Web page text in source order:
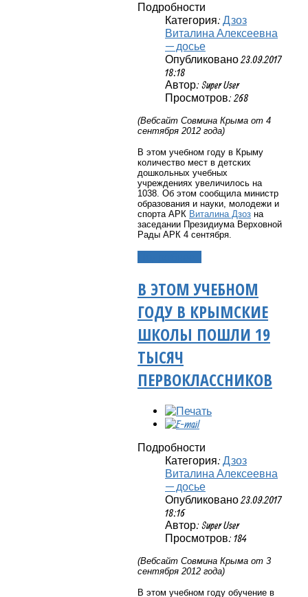
Подробности
Категория: Дзоз
Виталина Алексеевна
— досье
Опубликовано 23.09.2017
18:18
Автор: Super User
Просмотров: 268
(Вебсайт Совмина Крыма от 4
сентября 2012 года)
В этом учебном году в Крыму
количество мест в детских
дошкольных учебных
учреждениях увеличилось на
1038. Об этом сообщила министр
образования и науки, молодежи и
спорта АРК Виталина Дзоз на
заседании Президиума Верховной
Рады АРК 4 сентября.
В ЭТОМ УЧЕБНОМ
ГОДУ В КРЫМСКИЕ
ШКОЛЫ ПОШЛИ 19
ТЫСЯЧ
ПЕРВОКЛАССНИКОВ
Подробности
Категория: Дзоз
Виталина Алексеевна
— досье
Опубликовано 23.09.2017
18:16
Автор: Super User
Просмотров: 184
(Вебсайт Совмина Крыма от 3
сентября 2012 года)
В этом учебном году обучение в